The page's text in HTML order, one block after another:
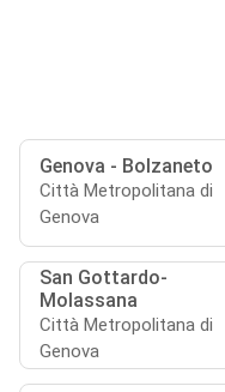
Genova - Bolzaneto
Città Metropolitana di
Genova
San Gottardo-
Molassana
Città Metropolitana di
Genova